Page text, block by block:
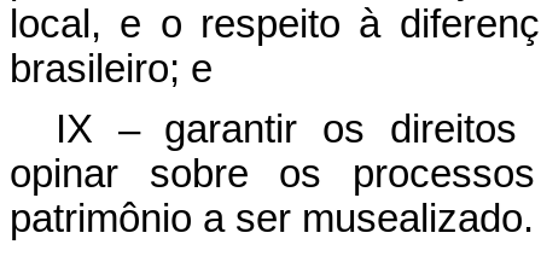
local, e o respeito à
brasileiro; e
IX – garantir os direitos
opinar sobre os
patrimônio a ser musealizado.